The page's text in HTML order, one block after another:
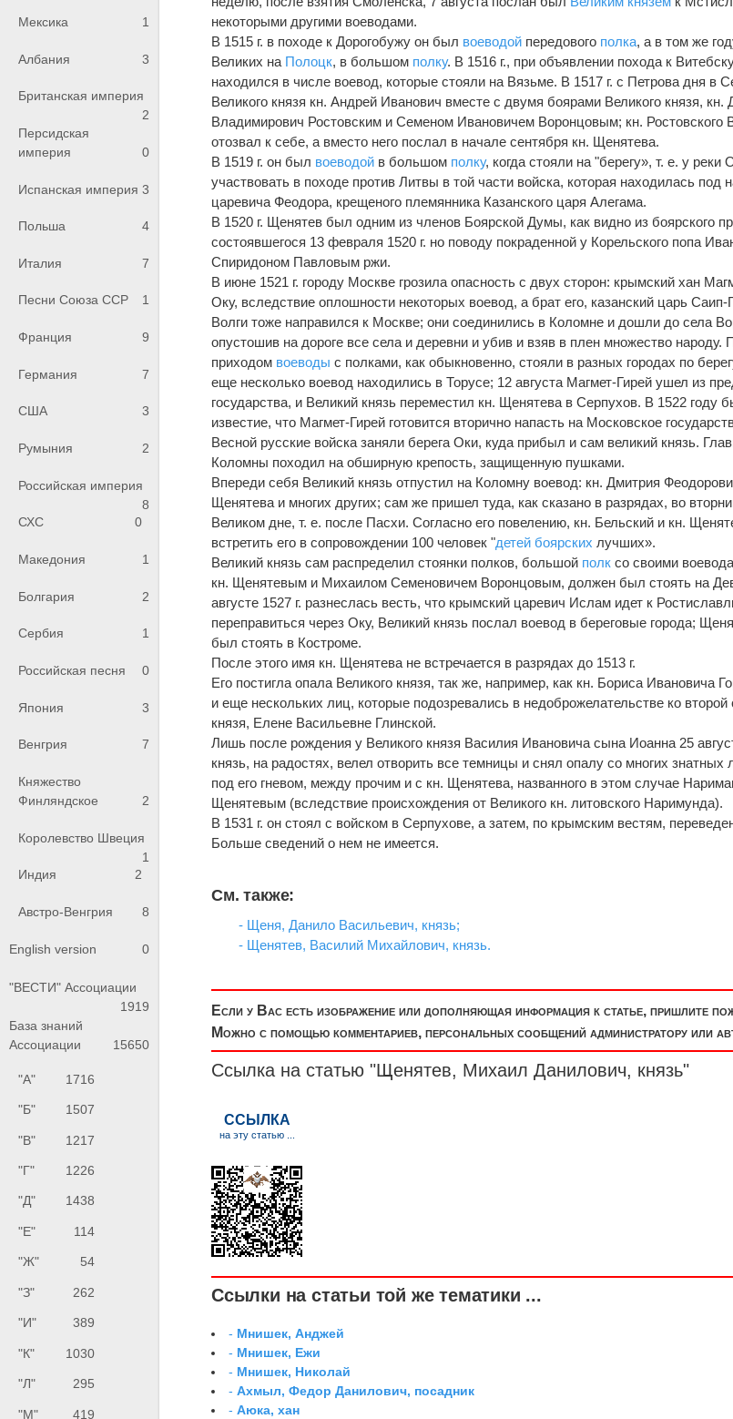
Мексика 1
Албания 3
Британская империя
2
Персидская
империя
0
Испанская империя 3
Польша 4
Италия 7
Песни Союза ССР 1
Франция 9
Германия 7
США 3
Румыния 2
Российская империя
8
СХС
0
Македония 1
Болгария 2
Сербия 1
Российская песня 0
Япония 3
Венгрия 7
Княжество
Финляндское
2
Королевство Швеция
1
Индия
2
Австро-Венгрия 8
English version 0
"ВЕСТИ" Ассоциации
1919
База знаний
Ассоциации
15650
"А" 1716
"Б" 1507
"В" 1217
"Г" 1226
"Д" 1438
"Е" 114
"Ж" 54
"З" 262
"И" 389
"К" 1030
"Л" 295
"М" 419
некоторыми другими воеводами.
В 1515 г. в походе к Дорогобужу он был воеводой передового полка, а в том же
Великих на Полоцк, в большом полку. В 1516 г., при объявлении похода к
находился в числе воевод, которые стояли на Вязьме. В 1517 г. с Петрова дня в
Великого князя кн. Андрей Иванович вместе с двумя боярами Великого князя, кн.
Владимирович Ростовским и Семеном Ивановичем Воронцовым; кн. Ростовского
отозвал к себе, a вместо него послал в начале сентября кн. Щенятева.
В 1519 г. он был воеводой в большом полку, когда стояли на "берегу», т. е. у реки
участвовать в походе против Литвы в той части войска, которая находилась под
царевича Феодора, крещеного племянника Казанского царя Алегама.
В 1520 г. Щенятев был одним из членов Боярской Думы, как видно из боярского
состоявшегося 13 февраля 1520 г. но поводу покраденной у Корельского попа
Спиридоном Павловым ржи.
В июне 1521 г. городу Москве грозила опасность с двух сторон: крымский хан
Оку, вследствие оплошности некоторых воевод, а брат его, казанский царь Саип-
Волги тоже направился к Москве; они соединились в Коломне и дошли до села
опустошив на дороге все села и деревни и убив и взяв в плен множество народу.
приходом воеводы с полками, как обыкновенно, стояли в разных городах по
еще несколько воевод находились в Торусе; 12 августа Магмет-Гирей ушел из
государства, и Великий князь переместил кн. Щенятева в Серпухов. В 1522 году
известие, что Магмет-Гирей готовится вторично напасть на Московское
Весной русские войска заняли берега Оки, куда прибыл и сам великий князь.
Коломны походил на обширную крепость, защищенную пушками.
Впереди себя Великий князь отпустил на Коломну воевод: кн. Дмитрия
Щенятева и многих других; сам же пришел туда, как сказано в разрядах, во
Великом дне, т. е. после Пасхи. Согласно его повелению, кн. Бельский и кн.
встретить его в сопровождении 100 человек "детей боярских лучших».
Великий князь сам распределил стоянки полков, большой полк со своими
кн. Щенятевым и Михаилом Семеновичем Воронцовым, должен был стоять на
августе 1527 г. разнеслась весть, что крымский царевич Ислам идет к
переправиться через Оку, Великий князь послал воевод в береговые города;
был стоять в Костроме.
После этого имя кн. Щенятева не встречается в разрядах до 1513 г.
Его постигла опала Великого князя, так же, например, как кн. Бориса Ивановича
и еще нескольких лиц, которые подозревались в недоброжелательстве ко второй
князя, Елене Васильевне Глинской.
Лишь после рождения у Великого князя Василия Ивановича сына Иоанна 25
князь, на радостях, велел отворить все темницы и снял опалу со многих
под его гневом, между прочим и с кн. Щенятева, названного в этом случае
Щенятевым (вследствие происхождения от Великого кн. литовского Наримунда).
В 1531 г. он стоял с войском в Серпухове, a затем, по крымским вестям,
Больше сведений о нем не имеется.
См. также:
- Щеня, Данило Васильевич, князь;
- Щенятев, Василий Михайлович, князь.
Если у Вас есть изображение или дополняющая информация к статье, пришлите
Можно с помощью комментариев, персональных сообщений администратору или
Ссылка на статью "Щенятев, Михаил Данилович, князь"
Ссылки на статьи той же тематики ...
- Мнишек, Анджей
- Мнишек, Ежи
- Мнишек, Николай
-Ахмыл, Федор Данилович, посадник
-Аюка, хан